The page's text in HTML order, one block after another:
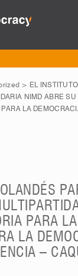
Toggle
navigation
> EL
NIMD ABRE
LA
PARA
LA
–